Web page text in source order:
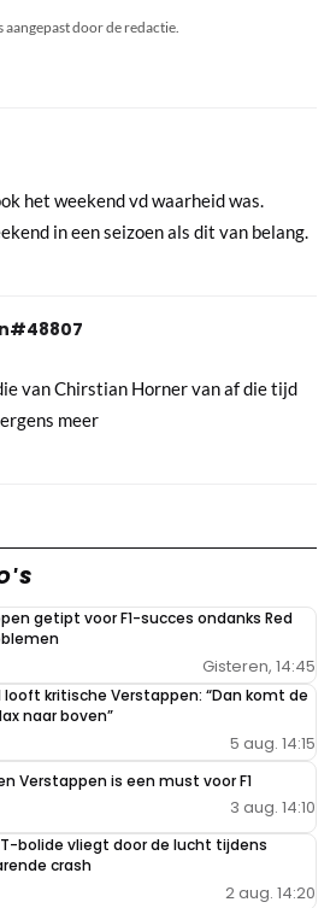
aangepast door de redactie.
het weekend vd waarheid was.
in een seizoen als dit van belang.
van Chirstian Horner van af die tijd
meer
getipt voor F1-succes ondanks Red
Gisteren, 14:45
looft kritische Verstappen: “Dan komt de
naar boven”
5 aug. 14:15
Verstappen is een must voor F1
3 aug. 14:10
bolide vliegt door de lucht tijdens
crash
2 aug. 14:20